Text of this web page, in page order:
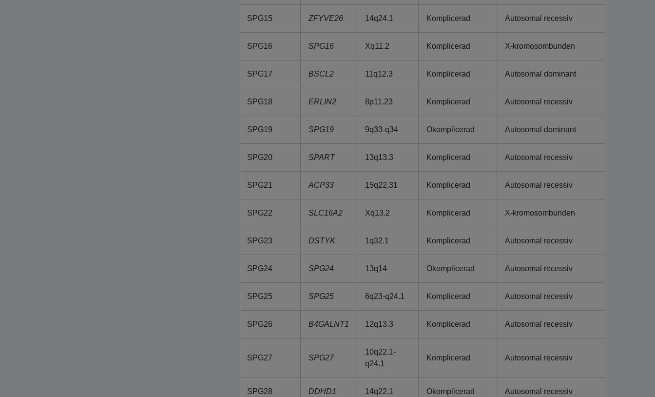
SPG15 ZFYVE26 14q24.1 Komplicerad Autosomal recessiv
SPG16 SPG16 Xq11.2 Komplicerad X-kromosombunden
SPG17 BSCL2 11q12.3 Komplicerad Autosomal dominant
SPG18 ERLIN2 8p11.23 Komplicerad Autosomal recessiv
SPG19 SPG19 9q33-q34 Okomplicerad Autosomal dominant
SPG20 SPART 13q13.3 Komplicerad Autosomal recessiv
SPG21 ACP33 15q22.31 Komplicerad Autosomal recessiv
SPG22 SLC16A2 Xq13.2 Komplicerad X-kromosombunden
SPG23 DSTYK 1q32.1 Komplicerad Autosomal recessiv
SPG24 SPG24 13q14 Okomplicerad Autosomal recessiv
SPG25 SPG25 6q23-q24.1 Komplicerad Autosomal recessiv
SPG26 B4GALNT1 12q13.3 Komplicerad Autosomal recessiv
SPG27 SPG27
10q22.1-
q24.1
Komplicerad Autosomal recessiv
SPG28 DDHD1 14q22.1 Okomplicerad Autosomal recessiv